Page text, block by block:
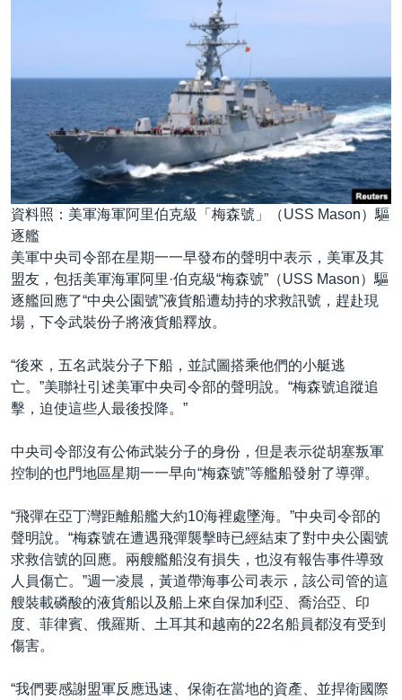
資料照：美軍海軍阿里伯克級「梅森號」（USS Mason）驅
逐艦
美軍中央司令部在星期一一早發布的聲明中表示，美軍及其
盟友，包括美軍海軍阿里·伯克級“梅森號”（USS Mason）驅
逐艦回應了“中央公園號”液貨船遭劫持的求救訊號，趕赴現
場，下令武裝份子將液貨船釋放。
“後來，五名武裝分子下船，並試圖搭乘他們的小艇逃
亡。”美聯社引述美軍中央司令部的聲明說。“梅森號追蹤追
擊，迫使這些人最後投降。”
中央司令部沒有公佈武裝分子的身份，但是表示從胡塞叛軍
控制的也門地區星期一一早向“梅森號”等艦船發射了導彈。
“飛彈在亞丁灣距離船艦大約10海裡處墜海。”中央司令部的
聲明說。“梅森號在遭遇飛彈襲擊時已經結束了對中央公園號
求救信號的回應。兩艘艦船沒有損失，也沒有報告事件導致
人員傷亡。”週一凌晨，黃道帶海事公司表示，該公司管的這
艘裝載磷酸的液貨船以及船上來自保加利亞、喬治亞、印
度、菲律賓、俄羅斯、土耳其和越南的22名船員都沒有受到
傷害。
“我們要感謝盟軍反應迅速、保衛在當地的資產、並捍衛國際